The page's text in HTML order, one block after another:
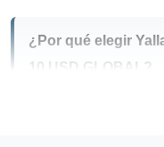
¿Por qué elegir
10 USD GLOBAL?